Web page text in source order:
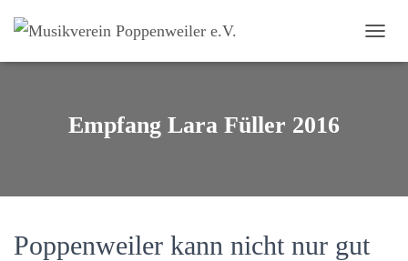
Empfang Lara Füller 2016
Poppenweiler kann nicht nur gut